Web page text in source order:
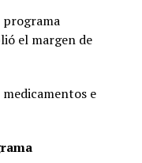
programa
el margen de
e